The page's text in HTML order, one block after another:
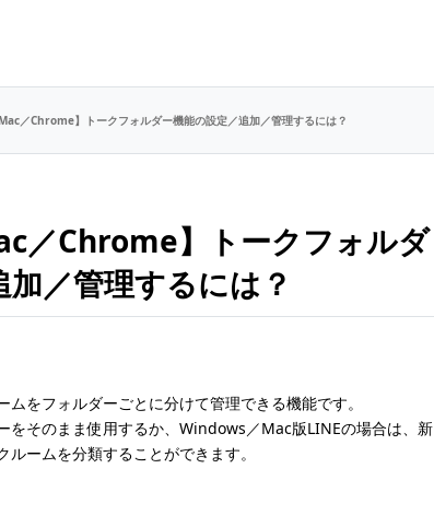
／Chrome】トークフォルダー機能の設定／追加／管理するには？
／Chrome】トークフォルダ
／管理するには？
ムをフォルダーごとに分けて管理できる機能です。
をそのまま使用するか、Windows／Mac版LINEの場合は、新
ームを分類することができます。